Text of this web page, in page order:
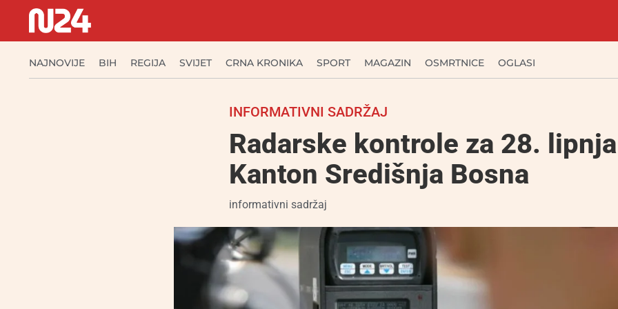
NAJNOVIJE BIH REGIJA SVIJET CRNA KRONIKA SPORT MAGAZIN OSMRTNICE OGLASI
INFORMATIVNI SADRŽAJ
Radarske kontrole za 28.
Kanton Središnja Bosna
informativni sadržaj